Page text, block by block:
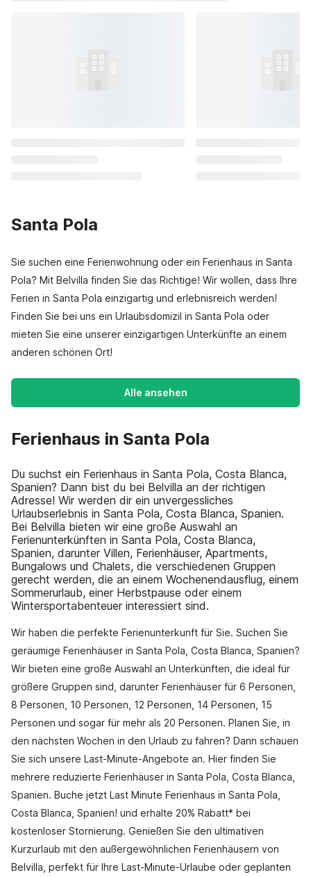
Santa Pola
Sie suchen eine Ferienwohnung oder ein Ferienhaus in Santa
Pola? Mit Belvilla finden Sie das Richtige! Wir wollen, dass Ihre
Ferien in Santa Pola einzigartig und erlebnisreich werden!
Finden Sie bei uns ein Urlaubsdomizil in Santa Pola oder
mieten Sie eine unserer einzigartigen Unterkünfte an einem
anderen schönen Ort!
Alle ansehen
Ferienhaus in Santa Pola
Du suchst ein Ferienhaus in Santa Pola, Costa Blanca,
Spanien? Dann bist du bei Belvilla an der richtigen
Adresse! Wir werden dir ein unvergessliches
Urlaubserlebnis in Santa Pola, Costa Blanca, Spanien.
Bei Belvilla bieten wir eine große Auswahl an
Ferienunterkünften in Santa Pola, Costa Blanca,
Spanien, darunter Villen, Ferienhäuser, Apartments,
Bungalows und Chalets, die verschiedenen Gruppen
gerecht werden, die an einem Wochenendausflug, einem
Sommerurlaub, einer Herbstpause oder einem
Wintersportabenteuer interessiert sind.
Wir haben die perfekte Ferienunterkunft für Sie. Suchen Sie
geräumige Ferienhäuser in Santa Pola, Costa Blanca, Spanien?
Wir bieten eine große Auswahl an Unterkünften, die ideal für
größere Gruppen sind, darunter Ferienhäuser für 6 Personen,
8 Personen, 10 Personen, 12 Personen, 14 Personen, 15
Personen und sogar für mehr als 20 Personen. Planen Sie, in
den nächsten Wochen in den Urlaub zu fahren? Dann schauen
Sie sich unsere Last-Minute-Angebote an. Hier finden Sie
mehrere reduzierte Ferienhäuser in Santa Pola, Costa Blanca,
Spanien. Buche jetzt Last Minute Ferienhaus in Santa Pola,
Costa Blanca, Spanien! und erhalte 20% Rabatt* bei
kostenloser Stornierung. Genießen Sie den ultimativen
Kurzurlaub mit den außergewöhnlichen Ferienhäusern von
Belvilla, perfekt für Ihre Last-Minute-Urlaube oder geplanten